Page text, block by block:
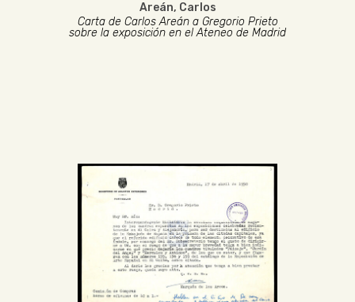
Areán, Carlos
Carta de Carlos Areán a Gregorio Prieto
sobre la exposición en el Ateneo de Madrid